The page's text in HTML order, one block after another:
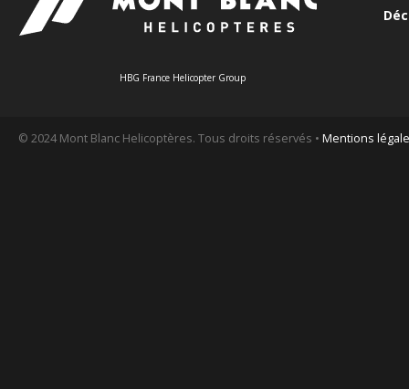
HBG France Helicopter Group
© 2024 Mont Blanc Helicoptères. Tous droits réservés • Mentions